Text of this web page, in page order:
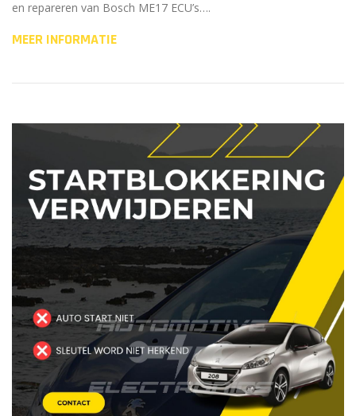
en repareren van Bosch ME17 ECU’s….
MEER INFORMATIE